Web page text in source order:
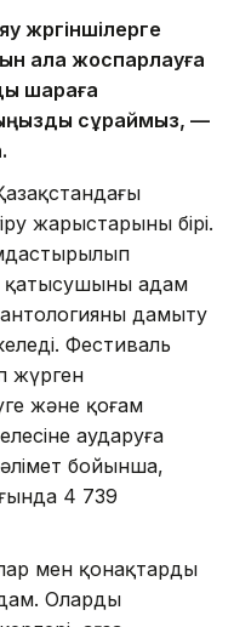
жүргіншілерге
ала жоспарлауға
шараға
сұраймыз, —
жарыстарының бірі.
қатысушыны адам
дамыту
келеді. Фестиваль
жүрген
және қоғам
аударуға
бойынша,
4 739
мен қонақтардың
Олардың